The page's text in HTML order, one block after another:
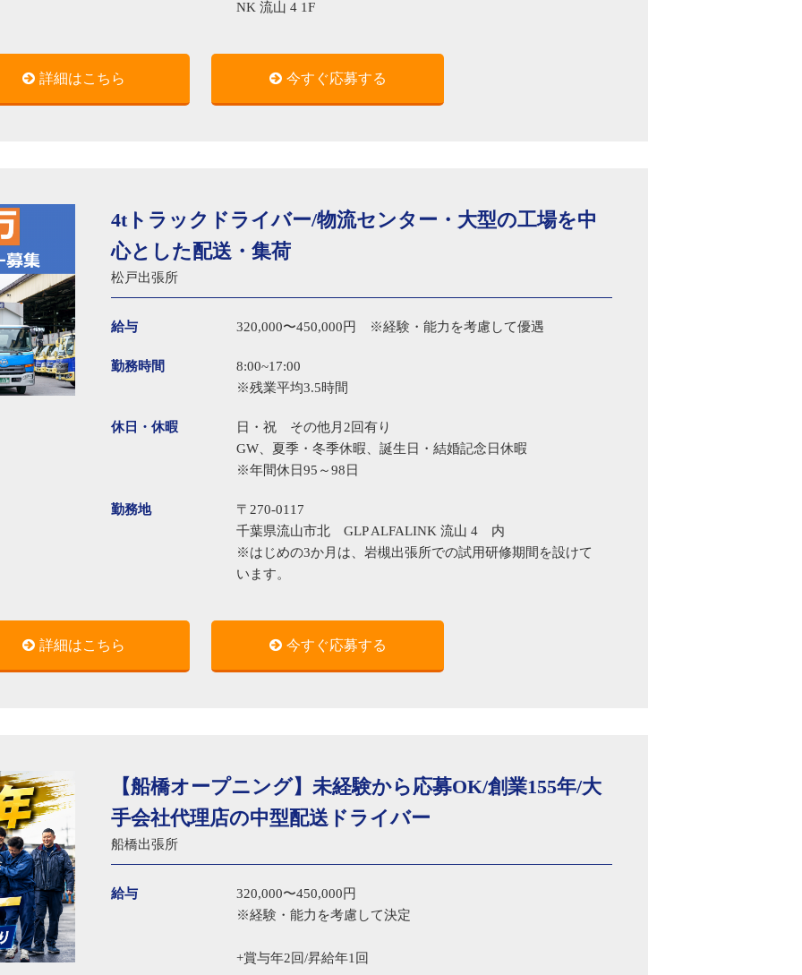
NK 流山 4 1F
詳細はこちら 今すぐ応募する
4tトラックドライバー/物流センター・大型の工場を中
心とした配送・集荷
松戸出張所
給与 320,000〜450,000円 ※経験・能力を考慮して優遇
勤務時間
8:00~17:00
※残業平均3.5時間
休日・休暇
日・祝 その他月2回有り
GW、夏季・冬季休暇、誕生日・結婚記念日休暇
※年間休日95～98日
勤務地
〒270-0117
千葉県流山市北 GLP ALFALINK 流山 4 内
※はじめの3か月は、岩槻出張所での試用研修期間を設けて
います。
詳細はこちら 今すぐ応募する
【船橋オープニング】未経験から応募OK/創業155年/大
手会社代理店の中型配送ドライバー
船橋出張所
給与
320,000〜450,000円
※経験・能力を考慮して決定
+賞与年2回/昇給年1回